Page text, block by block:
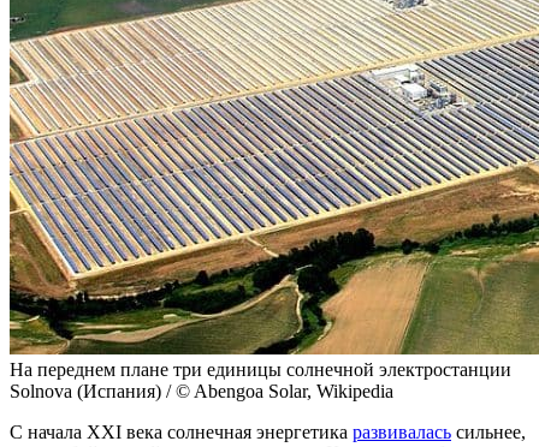
На переднем плане три единицы солнечной электростанции
Solnova (Испания) / © Abengoa Solar, Wikipedia
С начала XXI века солнечная энергетика развивалась сильнее,